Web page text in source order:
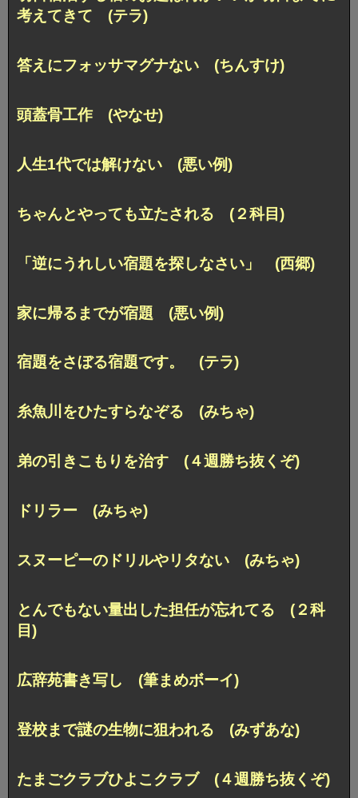
考えてきて (テラ)
答えにフォッサマグナない (ちんすけ)
頭蓋骨工作 (やなせ)
人生1代では解けない (悪い例)
ちゃんとやっても立たされる (２科目)
「逆にうれしい宿題を探しなさい」 (西郷)
家に帰るまでが宿題 (悪い例)
宿題をさぼる宿題です。 (テラ)
糸魚川をひたすらなぞる (みちゃ)
弟の引きこもりを治す (４週勝ち抜くぞ)
ドリラー (みちゃ)
スヌーピーのドリルやリタない (みちゃ)
とんでもない量出した担任が忘れてる (２科
目)
広辞苑書き写し (筆まめボーイ)
登校まで謎の生物に狙われる (みずあな)
たまごクラブひよこクラブ (４週勝ち抜くぞ)